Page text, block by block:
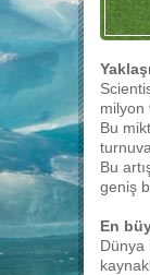
milyon
Bu
Bu
geniş
En
Dünya